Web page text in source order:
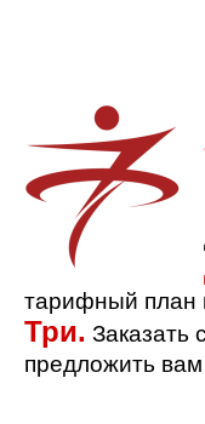
тарифный план
Три. Заказать
предложить